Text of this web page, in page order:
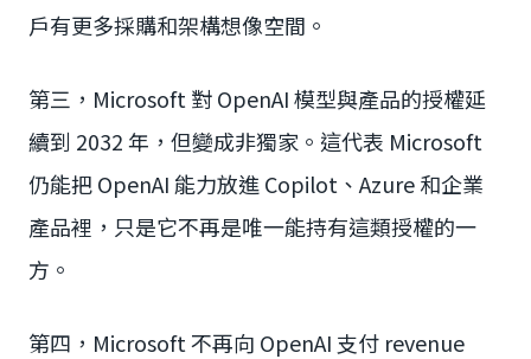
戶有更多採購和架構想像空間。
第三，Microsoft 對 OpenAI 模型與產品的授權延
續到 2032 年，但變成非獨家。這代表 Microsoft
仍能把 OpenAI 能力放進 Copilot、Azure 和企業
產品裡，只是它不再是唯一能持有這類授權的一
方。
第四，Microsoft 不再向 OpenAI 支付 revenue